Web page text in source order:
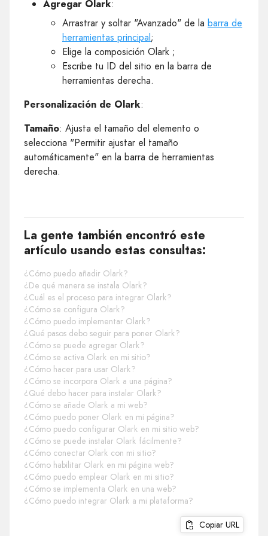
Agregar Olark:
Arrastrar y soltar "Avanzado" de la barra de
herramientas principal;
Elige la composición Olark ;
Escribe tu ID del sitio en la barra de
herramientas derecha.
Personalización de Olark:
Tamaño: Ajusta el tamaño del elemento o
selecciona "Permitir ajustar el tamaño
automáticamente" en la barra de herramientas
derecha.
La gente también encontró este
artículo usando estas consultas:
¿Cómo puedo añadir Olark?
¿De qué manera se instala Olark?
¿Cuál es el proceso para integrar Olark?
¿Cómo se configura Olark?
¿Cómo puedo implementar Olark?
¿Qué pasos debo seguir para poner Olark?
¿Cómo se puede agregar Olark?
¿Cómo se activa Olark en mi sitio?
¿Cómo hacer para usar Olark?
¿Cómo se incorpora Olark a una página?
¿Qué debo hacer para instalar Olark?
¿Cómo se añade Olark a mi web?
¿Cómo puedo poner Olark en mi página?
¿Cómo puedo configurar Olark en mi sitio web?
¿Cómo se puede instalar Olark fácilmente?
¿Cómo conectar Olark con mi sitio?
¿Cómo habilitar Olark en mi página web?
¿Cómo puedo emplear Olark en mi sitio?
¿Cómo se implementa Olark en una web?
¿Cómo puedo integrar Olark a mi plataforma?
Copiar URL